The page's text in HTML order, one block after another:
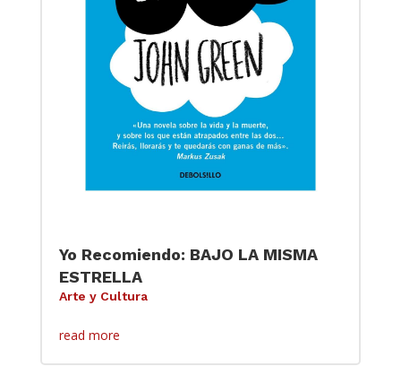
Yo Recomiendo: BAJO LA MISMA
ESTRELLA
Arte y Cultura
read more